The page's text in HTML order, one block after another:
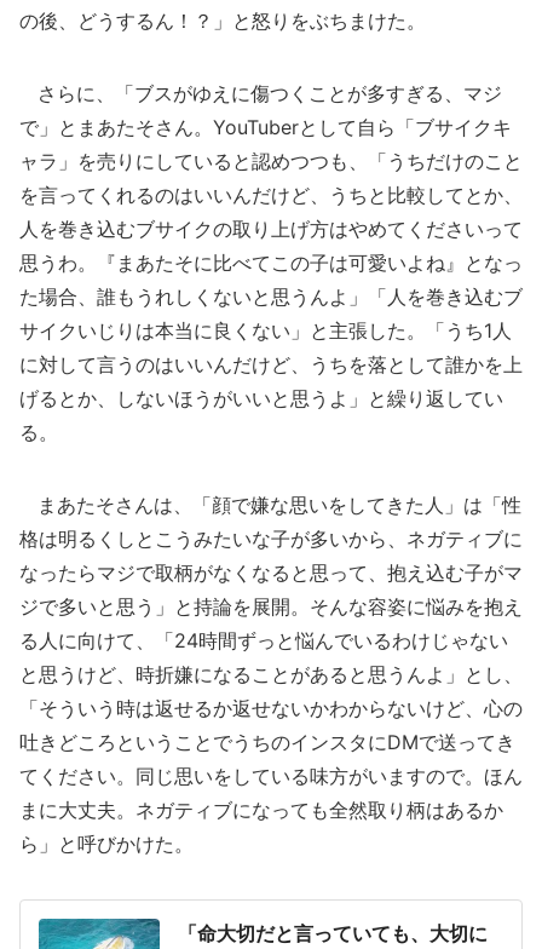
の後、どうするん！？」と怒りをぶちまけた。
さらに、「ブスがゆえに傷つくことが多すぎる、マジ
で」とまあたそさん。YouTuberとして自ら「ブサイクキ
ャラ」を売りにしていると認めつつも、「うちだけのこと
を言ってくれるのはいいんだけど、うちと比較してとか、
人を巻き込むブサイクの取り上げ方はやめてくださいって
思うわ。『まあたそに比べてこの子は可愛いよね』となっ
た場合、誰もうれしくないと思うんよ」「人を巻き込むブ
サイクいじりは本当に良くない」と主張した。「うち1人
に対して言うのはいいんだけど、うちを落として誰かを上
げるとか、しないほうがいいと思うよ」と繰り返してい
る。
まあたそさんは、「顔で嫌な思いをしてきた人」は「性
格は明るくしとこうみたいな子が多いから、ネガティブに
なったらマジで取柄がなくなると思って、抱え込む子がマ
ジで多いと思う」と持論を展開。そんな容姿に悩みを抱え
る人に向けて、「24時間ずっと悩んでいるわけじゃない
と思うけど、時折嫌になることがあると思うんよ」とし、
「そういう時は返せるか返せないかわからないけど、心の
吐きどころということでうちのインスタにDMで送ってき
てください。同じ思いをしている味方がいますので。ほん
まに大丈夫。ネガティブになっても全然取り柄はあるか
ら」と呼びかけた。
「命大切だと言っていても、大切に